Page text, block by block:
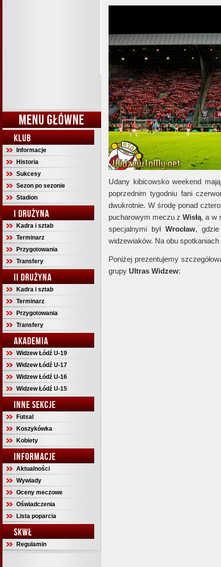
MENU GŁÓWNE
KLUB
Informacje
Historia
Sukcesy
Sezon po sezonie
Stadion
I DRUŻYNA
Kadra i sztab
Terminarz
Przygotowania
Transfery
II DRUŻYNA
Kadra i sztab
Terminarz
Przygotowania
Transfery
AKADEMIA
Widzew Łódź U-19
Widzew Łódź U-17
Widzew Łódź U-16
Widzew Łódź U-15
INNE SEKCJE
Futsal
Koszykówka
Kobiety
INFORMACJE
Aktualności
Wywiady
Oceny meczowe
Oświadczenia
Lista poparcia
SKWŁ
Regulamin
Udany kibicowsko weekend
poprzednim tygodniu fani
dwukrotnie. W środę ponad
pucharowym meczu zWisłą, a w
specjalnymi był Wrocław,
widzewiaków. Na obu spotkaniach
Poniżej prezentujemy
grupy Ultras Widzew: